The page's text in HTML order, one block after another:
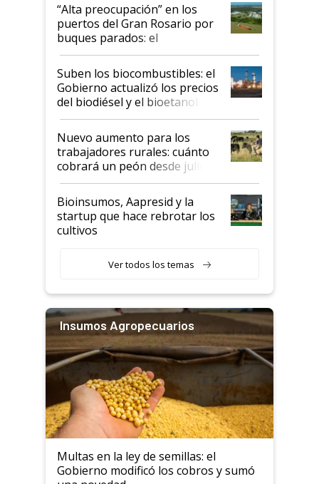
“Alta preocupación” en los
puertos del Gran Rosario por
buques parados: el
funcionamiento de las
exportadoras en tensión tras
la medida de fuerza de los
prácticos
Suben los biocombustibles: el
Gobierno actualizó los precios
del biodiésel y el bioetanol
Nuevo aumento para los
trabajadores rurales: cuánto
cobrará un peón desde julio
Bioinsumos, Aapresid y la
startup que hace rebrotar los
cultivos
Ver todos los temas
Insumos Agropecuarios
Multas en la ley de semillas: el
Gobierno modificó los cobros y sumó